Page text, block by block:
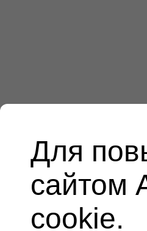
Для
сайтом
cookie.